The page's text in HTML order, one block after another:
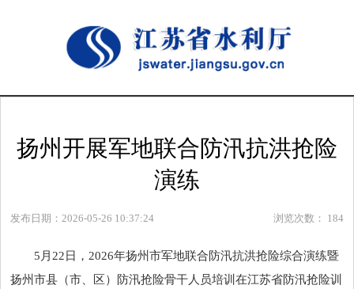
扬州开展军地联合防汛抗洪抢险
演练
发布日期：2026-05-26 10:37:24 浏览次数： 184
5月22日，2026年扬州市军地联合防汛抗洪抢险综合演练暨
扬州市县（市、区）防汛抢险骨干人员培训在江苏省防汛抢险训